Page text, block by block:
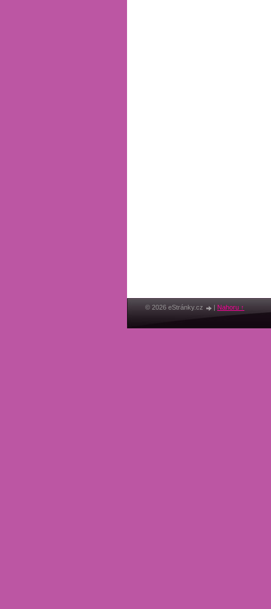
© 2026 eStránky.cz | Nahoru ↑